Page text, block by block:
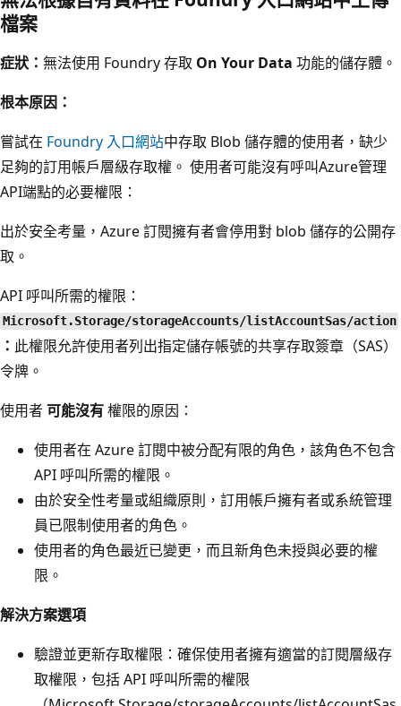
檔案
症狀： 無法使用 Foundry 存取 On Your Data 功能的儲存體。
根本原因：
嘗試在 Foundry 入口網站中存取 Blob 儲存體的使用者，缺少
足夠的訂用帳戶層級存取權。 使用者可能沒有呼叫Azure管理
API端點的必要權限：
出於安全考量，Azure 訂閱擁有者會停用對 blob 儲存的公開存
取。
API 呼叫所需的權限：
Microsoft.Storage/storageAccounts/listAccountSas/action
： 此權限允許使用者列出指定儲存帳號的共享存取簽章（SAS）
令牌。
使用者可能沒有權限的原因：
使用者在 Azure 訂閱中被分配有限的角色，該角色不包含
API 呼叫所需的權限。
由於安全性考量或組織原則，訂用帳戶擁有者或系統管理
員已限制使用者的角色。
使用者的角色最近已變更，而且新角色未授與必要的權
限。
解決方案選項
驗證並更新存取權限：確保使用者擁有適當的訂閱層級存
取權限，包括 API 呼叫所需的權限